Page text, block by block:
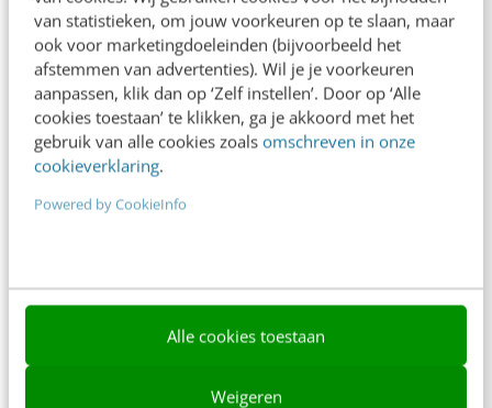
van statistieken, om jouw voorkeuren op te slaan, maar
ook voor marketingdoeleinden (bijvoorbeeld het
afstemmen van advertenties). Wil je je voorkeuren
aanpassen, klik dan op ‘Zelf instellen’. Door op ‘Alle
cookies toestaan’ te klikken, ga je akkoord met het
gebruik van alle cookies zoals omschreven in onze
cookieverklaring.
Powered by CookieInfo
Alle cookies toestaan
Weigeren
Ons team
Werken bij
Whitepapers
Klantcontact & CX